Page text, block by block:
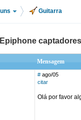
Guitarra
captadores
Mensagem
# ago/05
citar
Olá por favor